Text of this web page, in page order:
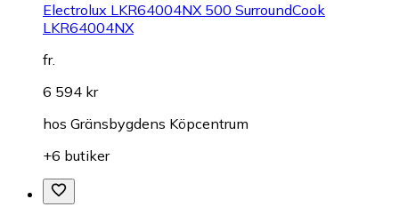
Electrolux LKR64004NX 500 SurroundCook
LKR64004NX
fr.
6 594 kr
hos Gränsbygdens Köpcentrum
+6 butiker